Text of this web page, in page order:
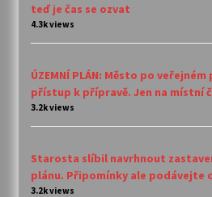
teď je čas se ozvat
4.3k views
ÚZEMNÍ PLÁN: Město po
přístup k přípravě. Jen na místní
3.2k views
Starosta slíbil navrhnout
plánu. Připomínky ale podávejte
3.2k views